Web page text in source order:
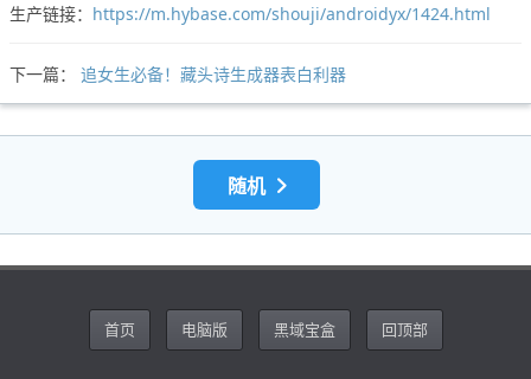
生产链接： https://m.hybase.com/shouji/androidyx/1424.html
下一篇： 追女生必备！藏头诗生成器表白利器
随机
首页 电脑版 黑域宝盒 回顶部